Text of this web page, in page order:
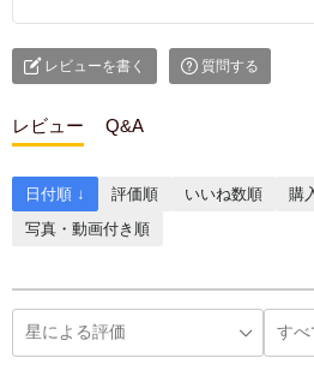
レビューを書く 質問する
レビュー Q&A
日付順 ↓ 評価順 いいね数順 購
写真・動画付き順